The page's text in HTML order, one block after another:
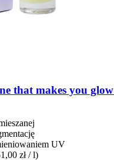
that makes you
UV
zł / l)